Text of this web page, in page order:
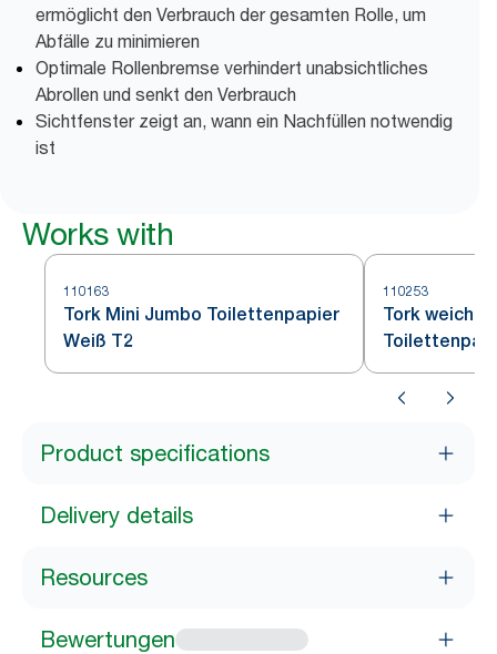
ermöglicht den Verbrauch der gesamten Rolle, um
Abfälle zu minimieren
Optimale Rollenbremse verhindert unabsichtliches
Abrollen und senkt den Verbrauch
Sichtfenster zeigt an, wann ein Nachfüllen notwendig
ist
Works with
110163
Tork Mini Jumbo Toilettenpapier
Weiß T2
110253
Tork
Product specifications
Delivery details
Resources
Bewertungen